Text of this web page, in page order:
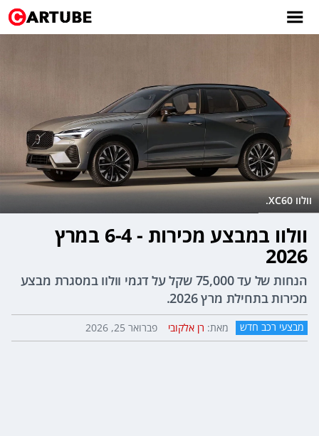
וולוו XC60.
וולוו במבצע מכירות - 6-4 במרץ
2026
הנחות של עד 75,000 שקל על דגמי וולוו במסגרת מבצע
מכירות בתחילת מרץ 2026.
מבצעי רכב חדש מאת: רן אלקובי פברואר 25, 2026